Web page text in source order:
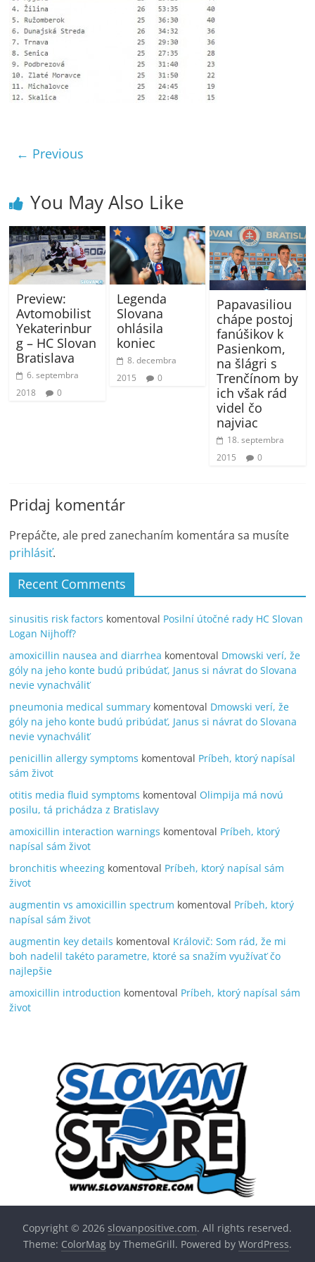
← Previous
You May Also Like
Preview:
Avtomobilist
Yekaterinbur
g – HC Slovan
Bratislava
6. septembra
2018
0
Legenda
Slovana
ohlásila
koniec
8. decembra
2015
0
Papavasiliou
chápe postoj
fanúšikov k
Pasienkom,
na šlágri s
Trenčínom by
ich však rád
videl čo
najviac
18. septembra
2015
0
Pridaj komentár
Prepáčte, ale pred zanechaním komentára sa musíte
prihlásiť.
Recent Comments
sinusitis risk factors komentoval Posilní útočné rady HC Slovan
Logan Nijhoff?
amoxicillin nausea and diarrhea komentoval Dmowski verí, že
góly na jeho konte budú pribúdať, Janus si návrat do Slovana
nevie vynachváliť
pneumonia medical summary komentoval Dmowski verí, že
góly na jeho konte budú pribúdať, Janus si návrat do Slovana
nevie vynachváliť
penicillin allergy symptoms komentoval Príbeh, ktorý napísal
sám život
otitis media fluid symptoms komentoval Olimpija má novú
posilu, tá prichádza z Bratislavy
amoxicillin interaction warnings komentoval Príbeh, ktorý
napísal sám život
bronchitis wheezing komentoval Príbeh, ktorý napísal sám
život
augmentin vs amoxicillin spectrum komentoval Príbeh, ktorý
napísal sám život
augmentin key details komentoval Královič: Som rád, že mi
boh nadelil takéto parametre, ktoré sa snažím využívať čo
najlepšie
amoxicillin introduction komentoval Príbeh, ktorý napísal sám
život
Copyright © 2026slovanpositive.com. All rights reserved.
Theme: ColorMagby ThemeGrill. Powered by WordPress.